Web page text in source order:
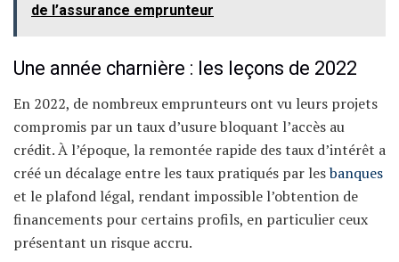
de l’assurance emprunteur
Une année charnière : les leçons de 2022
En 2022, de nombreux emprunteurs ont vu leurs projets
compromis par un taux d’usure bloquant l’accès au
crédit. À l’époque, la remontée rapide des taux d’intérêt a
créé un décalage entre les taux pratiqués par lesbanques
et le plafond légal, rendant impossible l’obtention de
financements pour certains profils, en particulier ceux
présentant un risque accru.